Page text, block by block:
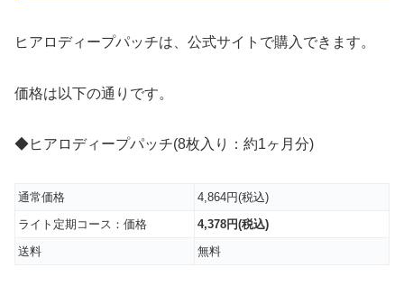
ヒアロディープパッチは、公式サイトで購入できます。
価格は以下の通りです。
◆ヒアロディープパッチ(8枚入り：約1ヶ月分)
通常価格
4,864円(税込)
ライト定期コース：価格
4,378円(税込)
送料
無料